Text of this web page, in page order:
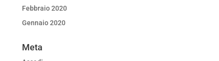
Febbraio 2020
Gennaio 2020
Meta